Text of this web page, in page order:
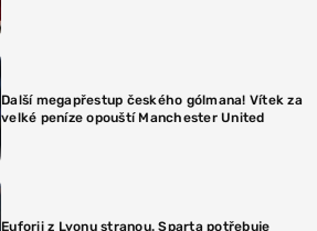
Další megapřestup českého gólmana! Vítek za
velké peníze opouští Manchester United
Euforii z Lyonu stranou. Sparta potřebuje